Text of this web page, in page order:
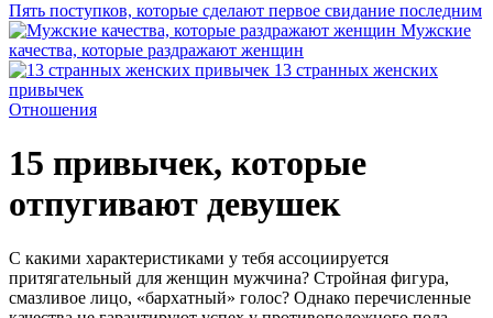
Пять поступков, которые сделают первое свидание последним
Мужские
качества, которые раздражают женщин
13 странных женских
привычек
Отношения
15 привычек, которые
отпугивают девушек
С какими характеристиками у тебя ассоциируется
притягательный для женщин мужчина? Стройная фигура,
смазливое лицо, «бархатный» голос? Однако перечисленные